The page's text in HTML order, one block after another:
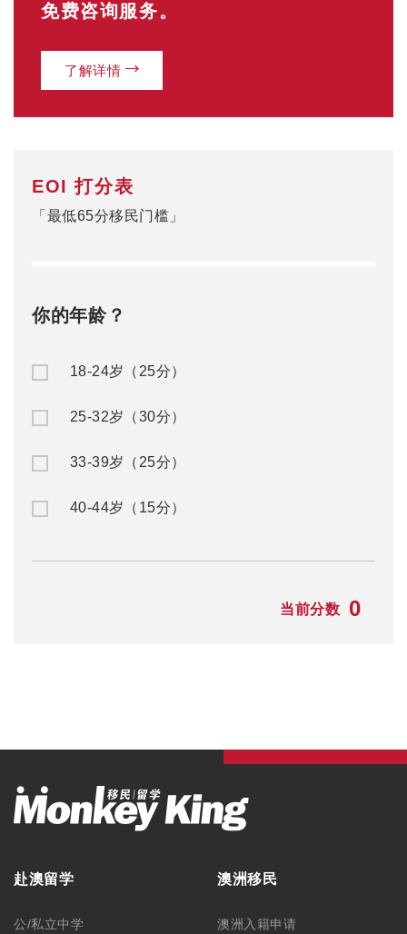
免费咨询服务。
了解详情
EOI 打分表
「最低65分移民门槛」
你的年龄？
18-24岁（25分）
25-32岁（30分）
33-39岁（25分）
40-44岁（15分）
当前分数 0
赴澳留学
公/私立中学
澳洲移民
澳洲入籍申请